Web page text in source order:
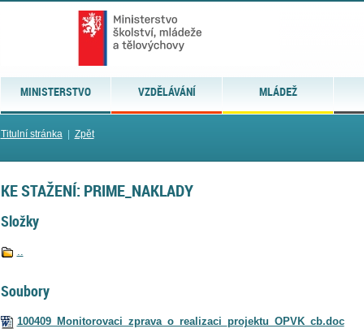
MINISTERSTVO VZDĚLÁVÁNÍ MLÁDEŽ
Titulní stránka| Zpět
KE STAŽENÍ: PRIME_NAKLADY
Složky
..
Soubory
100409_Monitorovaci_zprava_o_realizaci_projektu_OPVK_cb.doc